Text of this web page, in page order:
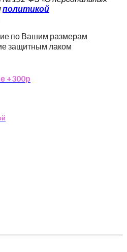
политикой
по Вашим размерам
защитным лаком
+300р